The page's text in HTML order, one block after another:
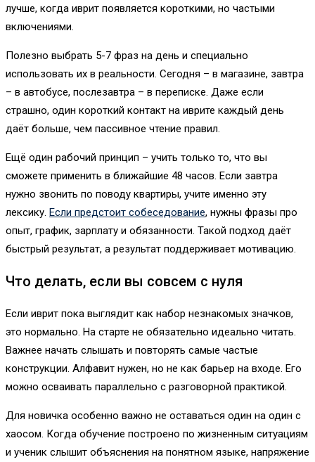
лучше, когда иврит появляется короткими, но частыми
включениями.
Полезно выбрать 5-7 фраз на день и специально
использовать их в реальности. Сегодня – в магазине, завтра
– в автобусе, послезавтра – в переписке. Даже если
страшно, один короткий контакт на иврите каждый день
даёт больше, чем пассивное чтение правил.
Ещё один рабочий принцип – учить только то, что вы
сможете применить в ближайшие 48 часов. Если завтра
нужно звонить по поводу квартиры, учите именно эту
лексику. Если предстоит собеседование, нужны фразы про
опыт, график, зарплату и обязанности. Такой подход даёт
быстрый результат, а результат поддерживает мотивацию.
Что делать, если вы совсем с нуля
Если иврит пока выглядит как набор незнакомых значков,
это нормально. На старте не обязательно идеально читать.
Важнее начать слышать и повторять самые частые
конструкции. Алфавит нужен, но не как барьер на входе. Его
можно осваивать параллельно с разговорной практикой.
Для новичка особенно важно не оставаться один на один с
хаосом. Когда обучение построено по жизненным ситуациям
и ученик слышит объяснения на понятном языке, напряжение